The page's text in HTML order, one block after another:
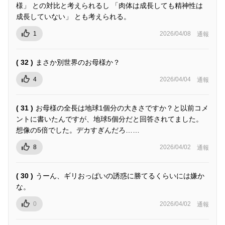
様」 との対比と考えられるし 「肉体は成長しても精神性は
成長していない」 とも考えられる。
1 2026/04/08 通報
( 32 ) まさか別世界のお母様か？
4 2026/04/04 通報
( 31 ) お母様の全長は地球1個分の大きさですか？と以前コメ
ントに書いたんですが、地球5個分だと回答されてました。
想像の5倍でした。デカすぎんだろ……
8 2026/04/02 通報
( 30 ) うーん、ギリおっぱいの誘惑に勝てるくらいには嫌か
な。
0 2026/04/02 通報